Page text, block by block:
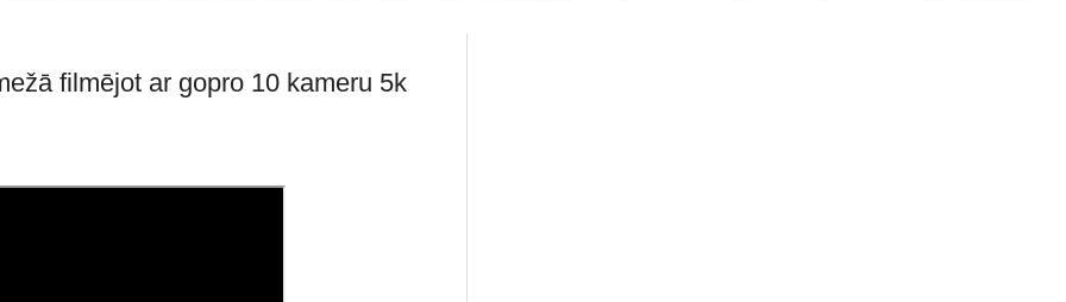
filmējot ar gopro 10 kameru 5k